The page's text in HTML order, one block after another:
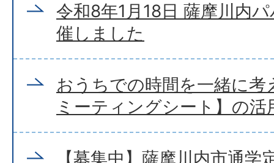
令和8年1月18日 薩摩川内
催しました
おうちでの時間を一緒に
ミーティングシート】の
【募集中】薩摩川内市通学